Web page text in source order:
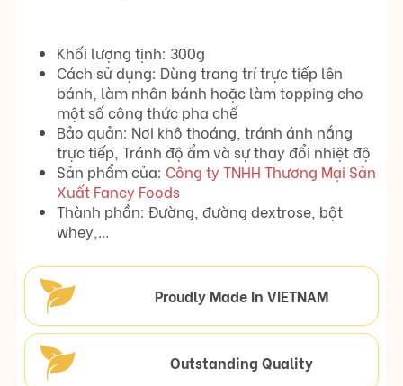
Khối lượng tịnh: 300g
Cách sử dụng: Dùng trang trí trực tiếp lên
bánh, làm nhân bánh hoặc làm topping cho
một số công thức pha chế
Bảo quản: Nơi khô thoáng, tránh ánh nắng
trực tiếp, Tránh độ ẩm và sự thay đổi nhiệt độ
Sản phẩm của: Công ty TNHH Thương Mại Sản
Xuất Fancy Foods
Thành phần: Đường, đường dextrose, bột
whey,…
Proudly Made In VIETNAM
Outstanding Quality